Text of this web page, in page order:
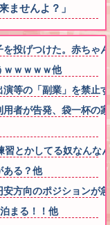
ませんよ？」
を投げつけた。赤ち
ｗｗｗｗｗ他
等の「副業」を禁止
用者が告発、袋一杯
習とかしてる奴なん
ある？他
方向のポジションが
まる！！他